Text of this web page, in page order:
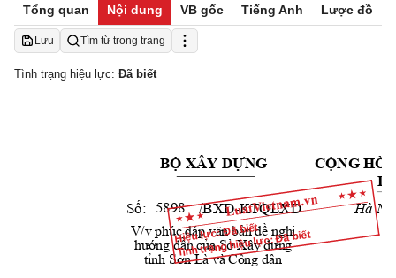
Tổng quan Nội dung VB gốc Tiếng Anh Lược đồ
Lưu Tìm từ trong trang
Tình trạng hiệu lực: Đã biết
Hiệu lực: Đã biết
Tình trạng hiệu lực: Đã biết
BỘ XÂY DỰNG CỘNG
Số:
              /BXD-KTQLXD
V/v phúc đáp văn bản đề nghị
hướng dẫn của Sở Xây dựng
tỉnh Sơn Là và Công dân
Hà
5898